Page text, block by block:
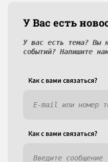
У Вас есть
У вас есть тема? Вы
событий? Напишите
Как c вами связаться?
Как c вами связаться?